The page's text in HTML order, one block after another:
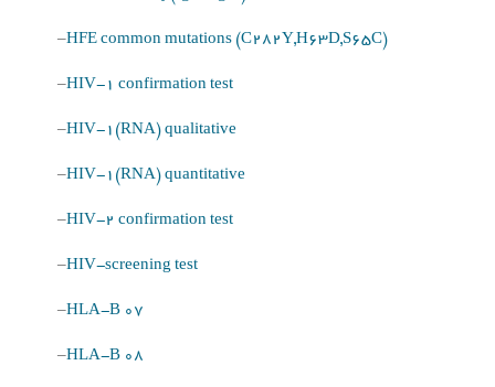
–HFE common mutations (C282Y,H63D,S65C)
–HIV-1 confirmation test
–HIV-1(RNA) qualitative
–HIV-1(RNA) quantitative
–HIV-2 confirmation test
–HIV-screening test
–HLA-B 07
–HLA-B 08